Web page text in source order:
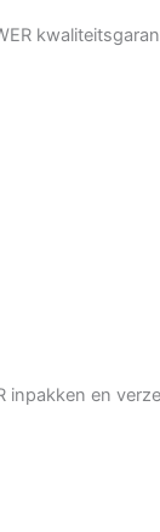
inpakken en